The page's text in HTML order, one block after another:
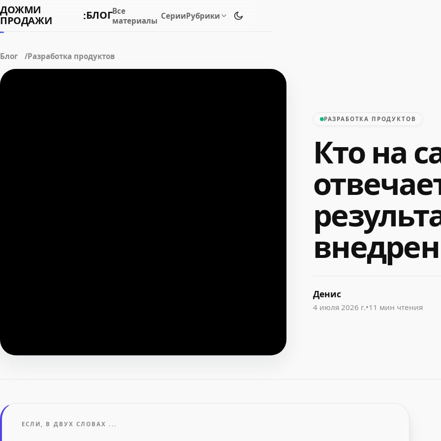
ДОЖМИ
ПРОДАЖИ
:БЛОГВсе
материалы СерииРубрики Переключить тему оформления
Блог Разработка продуктов
РАЗРАБОТКА ПРОДУКТОВ
Кто на
Денис
4 июля 2026 г.•11 мин чтения
ЕСЛИ, В ДВУХ СЛОВАХ ...